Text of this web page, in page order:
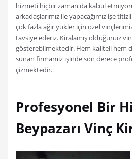
hizmeti hiçbir zaman da kabul
arkadaşlarımız ile yapacağımız işe
çok fazla ağır yükler için özel
tavsiye ederiz. Kiralamış olduğunuz
gösterebilmektedir. Hem kaliteli hem
sunan firmamız işinde son derece
çizmektedir.
Profesyonel Bir
Beypazarı Vinç